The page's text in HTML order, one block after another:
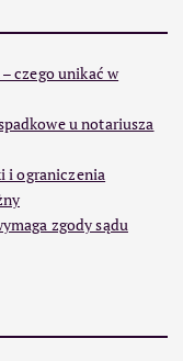
czego unikać w
u notariusza
i ograniczenia
zgody sądu